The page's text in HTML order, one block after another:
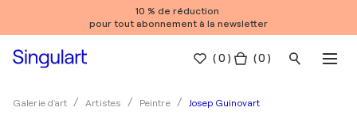
10 % de réduction
pour tout abonnement à la newsletter
(0 ) ( 0 )
Galerie d'art Artistes Peintre Josep Guinovart